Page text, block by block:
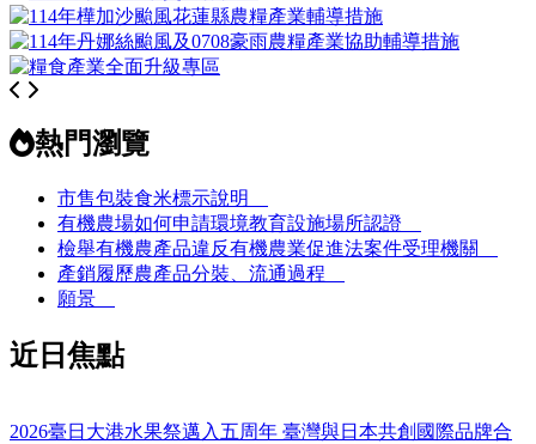
熱門瀏覽
市售包裝食米標示說明
有機農場如何申請環境教育設施場所認證
檢舉有機農產品違反有機農業促進法案件受理機關
產銷履歷農產品分裝、流通過程
願景
近日焦點
2026臺日大港水果祭邁入五周年 臺灣與日本共創國際品牌合